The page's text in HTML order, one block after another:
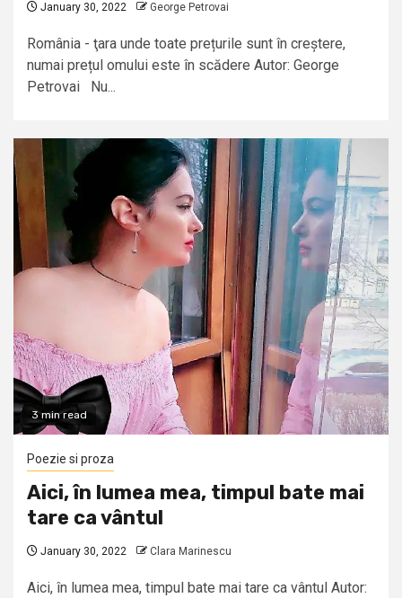
January 30, 2022 George Petrovai
România - ţara unde toate prețurile sunt în creștere,
numai prețul omului este în scădere Autor: George
Petrovai Nu...
3 min read
Poezie si proza
Aici, în lumea mea, timpul bate mai
tare ca vântul
January 30, 2022 Clara Marinescu
Aici, în lumea mea, timpul bate mai tare ca vântul Autor: